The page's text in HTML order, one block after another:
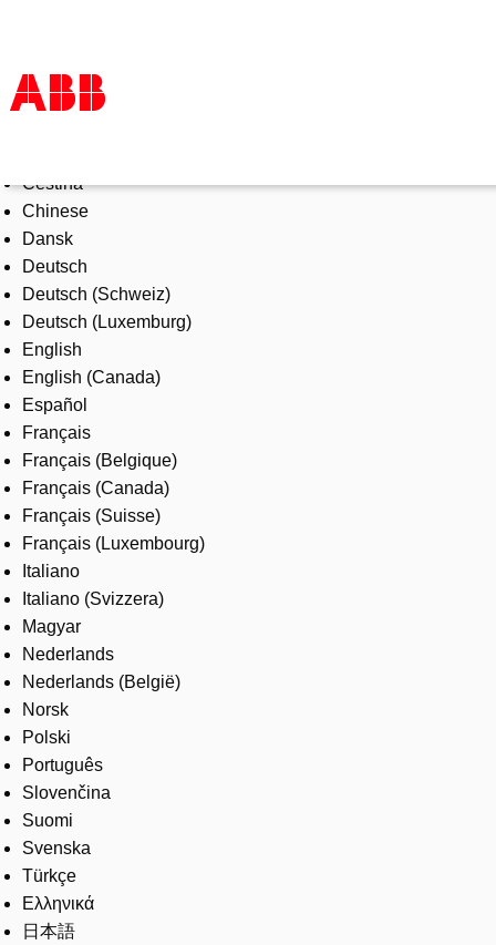
Products & Solutions
Industries
Services
About us
Where to buy
Contact us
Careers
Čeština
Chinese
Dansk
Deutsch
Deutsch (Schweiz)
Deutsch (Luxemburg)
English
English (Canada)
Español
Français
Français (Belgique)
Français (Canada)
Français (Suisse)
Français (Luxembourg)
Italiano
Italiano (Svizzera)
Magyar
Nederlands
Nederlands (België)
Norsk
Polski
Português
Slovenčina
Suomi
Svenska
Türkçe
Ελληνικά
日本語